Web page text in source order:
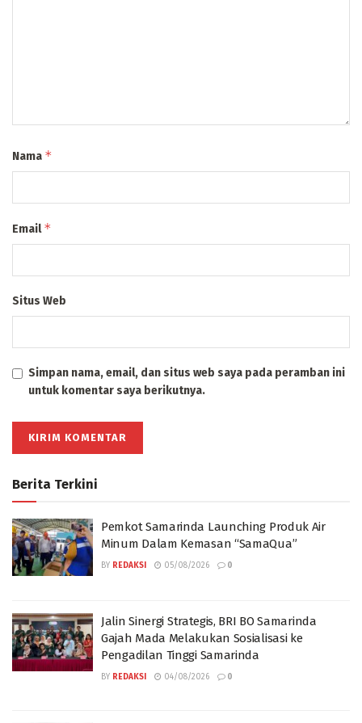
Nama *
Email*
Situs Web
Simpan nama, email, dan situs web saya pada peramban ini
untuk komentar saya berikutnya.
Berita Terkini
Pemkot Samarinda Launching Produk Air
Minum Dalam Kemasan “SamaQua”
BY REDAKSI 05/08/2026 0
Jalin Sinergi Strategis, BRI BO Samarinda
Gajah Mada Melakukan Sosialisasi ke
Pengadilan Tinggi Samarinda
BY REDAKSI 04/08/2026 0